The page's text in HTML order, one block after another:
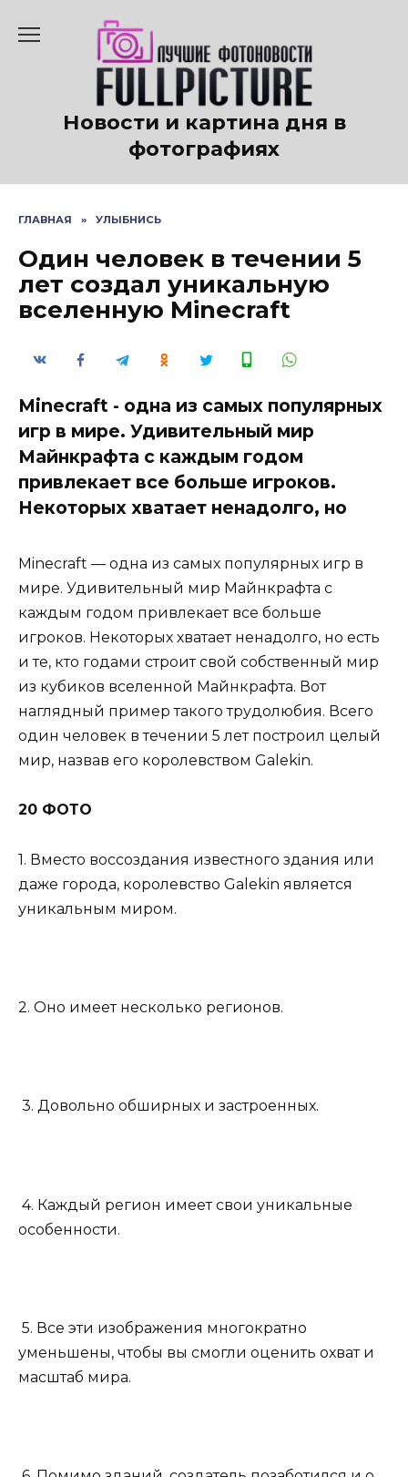
содержанию
Новости и картина дня в
фотографиях
ГЛАВНАЯ » УЛЫБНИСЬ
Один человек в течении 5
лет создал уникальную
вселенную Minecraft
Minecraft - одна из самых популярных
игр в мире. Удивительный мир
Майнкрафта с каждым годом
привлекает все больше игроков.
Некоторых хватает ненадолго, но
Minecraft — одна из самых популярных игр в
мире. Удивительный мир Майнкрафта с
каждым годом привлекает все больше
игроков. Некоторых хватает ненадолго, но есть
и те, кто годами строит свой собственный мир
из кубиков вселенной Майнкрафта. Вот
наглядный пример такого трудолюбия. Всего
один человек в течении 5 лет построил целый
мир, назвав его королевством Galekin.
20 ФОТО
1. Вместо воссоздания известного здания или
даже города, королевство Galekin является
уникальным миром.
2. Оно имеет несколько регионов.
3. Довольно обширных и застроенных.
4. Каждый регион имеет свои уникальные
особенности.
5. Все эти изображения многократно
уменьшены, чтобы вы смогли оценить охват и
масштаб мира.